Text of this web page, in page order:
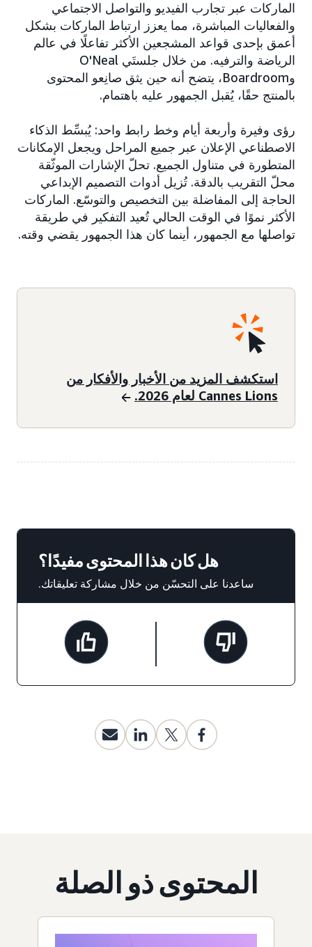
الماركات عبر تجارب الفيديو والتواصل الاجتماعي
والفعاليات المباشرة، مما يعزز ارتباط الماركات بشكل
أعمق بإحدى قواعد المشجعين الأكثر تفاعلًا في عالم
الرياضة والترفيه. من خلال جلستَي O'Neal
وBoardroom، يتضح أنه حين يثق صانِعو المحتوى
بالمنتج حقًا، يُقبل الجمهور عليه باهتمام.
رؤى وفيرة وأربعة أيام وخط رابط واحد: يُبسِّط الذكاء
الاصطناعي الإعلان عبر جميع المراحل ويجعل الإمكانات
المتطورة في متناول الجميع. تحلّ الإشارات الموثّقة
محلّ التقريب بالدقة. تُزيل أدوات التصميم الإبداعي
الحاجة إلى المفاضلة بين التخصيص والتوسّع. الماركات
الأكثر نموًا في الوقت الحالي تُعيد التفكير في طريقة
تواصلها مع الجمهور، أينما كان هذا الجمهور يقضي وقته.
استكشف المزيد من الأخبار والأفكار من
Cannes Lions لعام 2026.
هل كان هذا المحتوى مفيدًا؟
ساعدنا على التحسّن من خلال مشاركة تعليقاتك.
المحتوى ذو الصلة